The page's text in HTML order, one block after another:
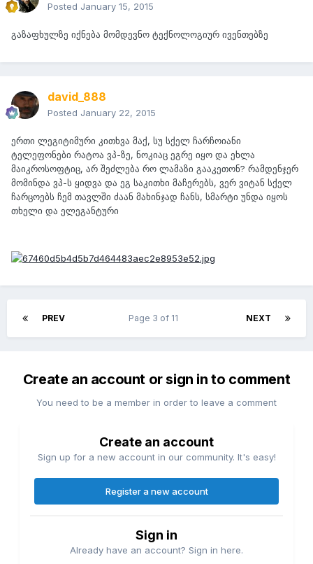
Posted January 15, 2015
გაზაფხულზე იქნება მომდევნო ტექნოლოგიურ ივენთებზე
david_888
Posted January 22, 2015
ერთი ლეგიტიმური კითხვა მაქ, სუ სქელ ჩარჩოიანი
ტელეფონები რატოა ვპ-ზე, ნოკიაც ეგრე იყო და ეხლა
მაიკროსოფტიც, არ შეძლება რო ლამაზი გააკეთონ? რამდენჯერ
მომინდა ვპ-ს ყიდვა და ეგ საკითხი მაჩერებს, ვერ ვიტან სქელ
ჩარცოებს ჩემ თავლში ძაან მახინჯად ჩანს, სმარტი უნდა იყოს
თხელი და ელეგანტური
PREV NEXT
Page 3 of 11
Create an account or sign in to comment
You need to be a member in order to leave a comment
Create an account
Sign up for a new account in our community. It's easy!
Register a new account
Sign in
Already have an account? Sign in here.